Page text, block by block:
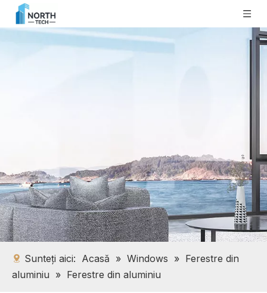
Sunteți aici: Acasă » Windows » Ferestre din
aluminiu » Ferestre din aluminiu